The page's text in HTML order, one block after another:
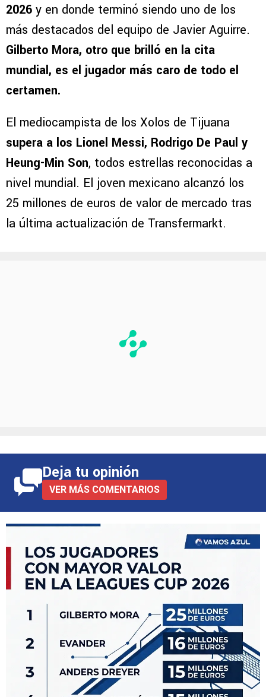
2026 y en donde terminó siendo uno de los
más destacados del equipo de Javier Aguirre.
Gilberto Mora, otro que brilló en la cita
mundial, es el jugador más caro de todo el
certamen.
El mediocampista de los Xolos de Tijuana
supera a los Lionel Messi, Rodrigo De Paul y
Heung-Min Son, todos estrellas reconocidas a
nivel mundial. El joven mexicano alcanzó los
25 millones de euros de valor de mercado tras
la última actualización de Transfermarkt.
Deja tu opinión
VER MÁS COMENTARIOS